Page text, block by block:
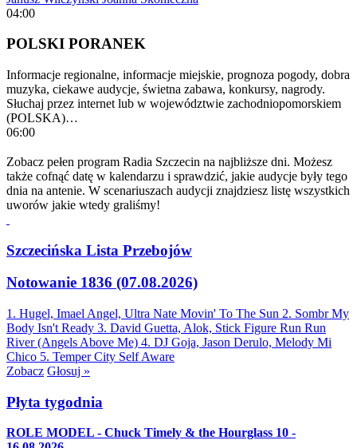
04:00
POLSKI PORANEK
Informacje regionalne, informacje miejskie, prognoza pogody, dobra
muzyka, ciekawe audycje, świetna zabawa, konkursy, nagrody.
Słuchaj przez internet lub w województwie zachodniopomorskiem
(POLSKA)…
06:00
Zobacz pełen program Radia Szczecin na najbliższe dni. Możesz
także cofnąć datę w kalendarzu i sprawdzić, jakie audycje były tego
dnia na antenie. W scenariuszach audycji znajdziesz listę wszystkich
uworów jakie wtedy graliśmy!
Szczecińska Lista Przebojów
Notowanie 1836 (07.08.2026)
1. Hugel, Imael Angel, Ultra Nate Movin' To The Sun 2. Sombr My
Body Isn't Ready 3. David Guetta, Alok, Stick Figure Run Run
River (Angels Above Me) 4. DJ Goja, Jason Derulo, Melody Mi
Chico 5. Temper City Self Aware
Zobacz Głosuj »
Płyta tygodnia
ROLE MODEL - Chuck Timely & the Hourglass 10 -